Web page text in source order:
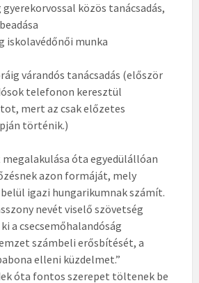
közös tanácsadás,
iskolavédőnői munka
várandós tanácsadás (először
telefonon keresztül
mert az csak előzetes
történik.)
óta egyedülállóan
azon formáját, mely
igazi hungarikumnak számít.
nevét viselő szövetség
a csecsemőhalandóság
számbeli erősbítését, a
elleni küzdelmet.”
óta fontos szerepet töltenek be